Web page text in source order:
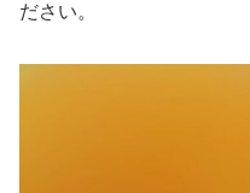
ださい。